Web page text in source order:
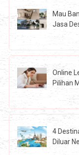
Mau
Jasa
Online
Pilihan
4
Diluar